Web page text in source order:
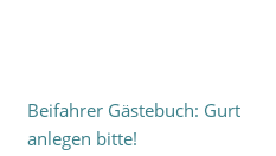
Beifahrer Gästebuch: Gurt
anlegen bitte!